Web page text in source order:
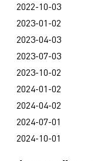
2022-10-03
2023-01-02
2023-04-03
2023-07-03
2023-10-02
2024-01-02
2024-04-02
2024-07-01
2024-10-01